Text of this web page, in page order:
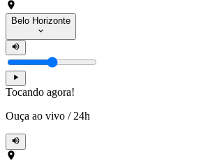
Belo Horizonte
Tocando agora!
Ouça ao vivo /24h